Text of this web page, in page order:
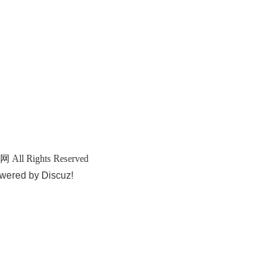
All Rights Reserved
by Discuz!